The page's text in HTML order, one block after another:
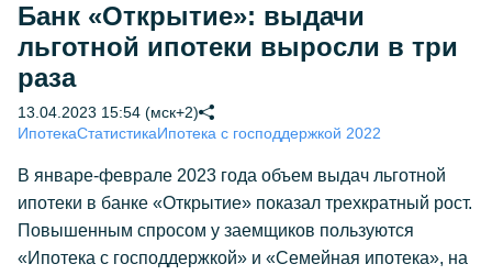
Банк «Открытие»: выдачи
льготной ипотеки выросли в три
раза
13.04.2023 15:54 (мск+2)
ИпотекаСтатистикаИпотека с господдержкой 2022
В январе-феврале 2023 года объем выдач льготной
ипотеки в банке «Открытие» показал трехкратный рост.
Повышенным спросом у заемщиков пользуются
«Ипотека с господдержкой» и «Семейная ипотека», на